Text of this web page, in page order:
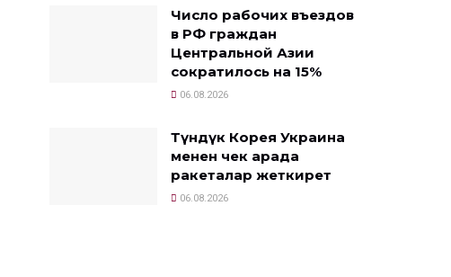
Число рабочих въездов
в РФ граждан
Центральной Азии
сократилось на 15%
06.08.2026
Түндүк Корея Украина
менен чек арада
ракеталар жеткирет
06.08.2026